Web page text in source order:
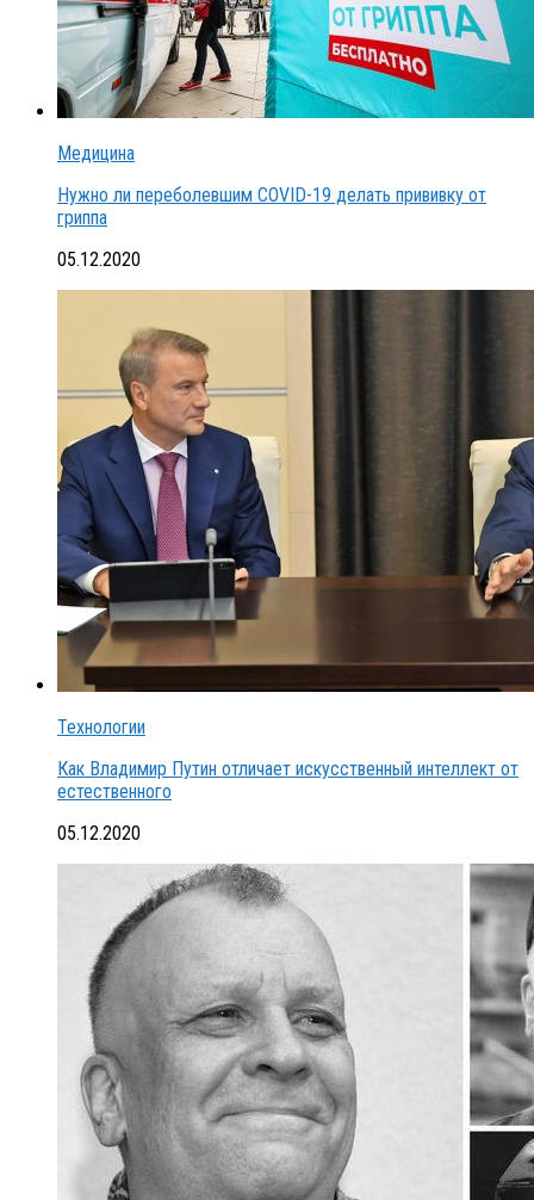
Медицина
Нужно ли переболевшим COVID-19 делать прививку от
гриппа
05.12.2020
Технологии
Как Владимир Путин отличает искусственный интеллект от
естественного
05.12.2020